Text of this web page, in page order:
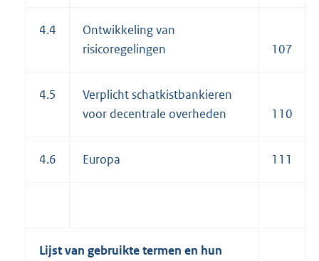
4.4
Ontwikkeling van
risicoregelingen
107
4.5
Verplicht schatkistbankieren
voor decentrale overheden
110
4.6 Europa 111
Lijst van gebruikte termen en hun